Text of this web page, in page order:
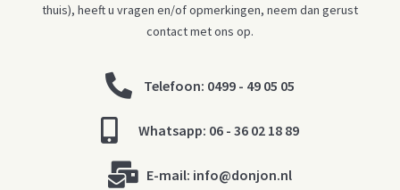
thuis), heeft u vragen en/of opmerkingen, neem dan gerust
contact met ons op.
Telefoon: 0499 - 49 05 05
Whatsapp: 06 - 36 02 18 89
E-mail: info@donjon.nl